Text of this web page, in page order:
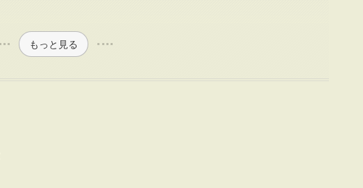
もっと見る